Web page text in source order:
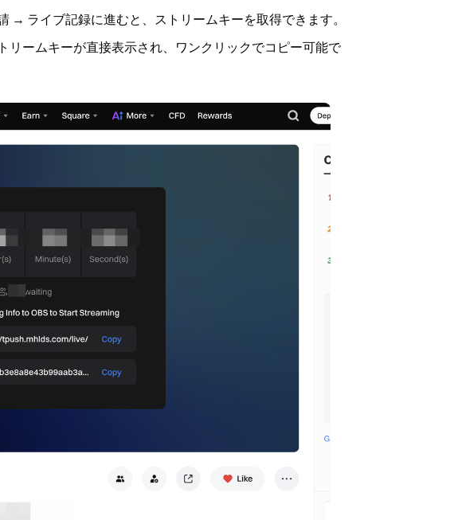
→ ライブ記録に進むと、ストリームキーを取得できます。
リームキーが直接表示され、ワンクリックでコピー可能で